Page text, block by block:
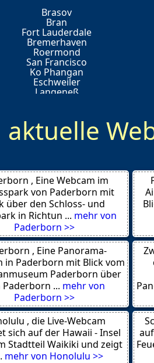
Brasov
Bran
Fort Lauderdale
Bremerhaven
Roermond
San Francisco
Ko Phangan
Eschweiler
Langeneß
Nusa Ceningan
Longyearbyen
Boca Chica
Sydney
Lamai
Vestkapp
Hammerfest
Maloy
Mehamn
Kehl
Berlin
St Ives Harbour
Stralsund
Hahnenklee
Hahnenklee Bockswiese
Sellin
Belek
Binz
St. Martin
Fieberbrunn
Rostock
Los Angeles
aktuelle
, Eine Webcam im
von Paderborn mit
über den Schloss- und
in Richtun ... mehr von
Paderborn >>
, Eine Panorama-
in Paderborn mit Blick vom
Paderborn über
Paderborn ... mehr von
Paderborn >>
, die Live-Webcam
sich auf der Hawaii - Insel
Stadtteil Waikiki und zeigt
mehr von Honolulu >>